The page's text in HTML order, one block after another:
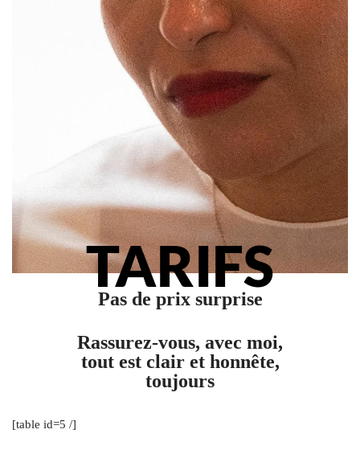
TARIFS
Pas de prix surprise
Rassurez-vous, avec moi,
tout est clair et honnête,
toujours
[table id=5 /]